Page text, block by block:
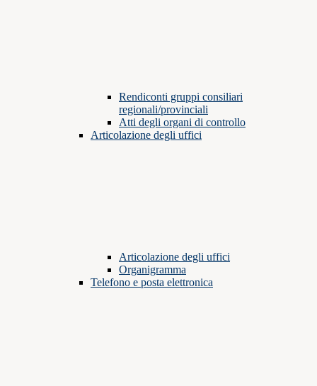
Rendiconti gruppi consiliari
regionali/provinciali
Atti degli organi di controllo
Articolazione degli uffici
Articolazione degli uffici
Organigramma
Telefono e posta elettronica